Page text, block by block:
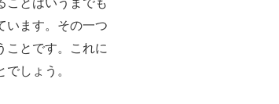
ことはいうまでも
います。その一つ
ことです。これに
しょう。